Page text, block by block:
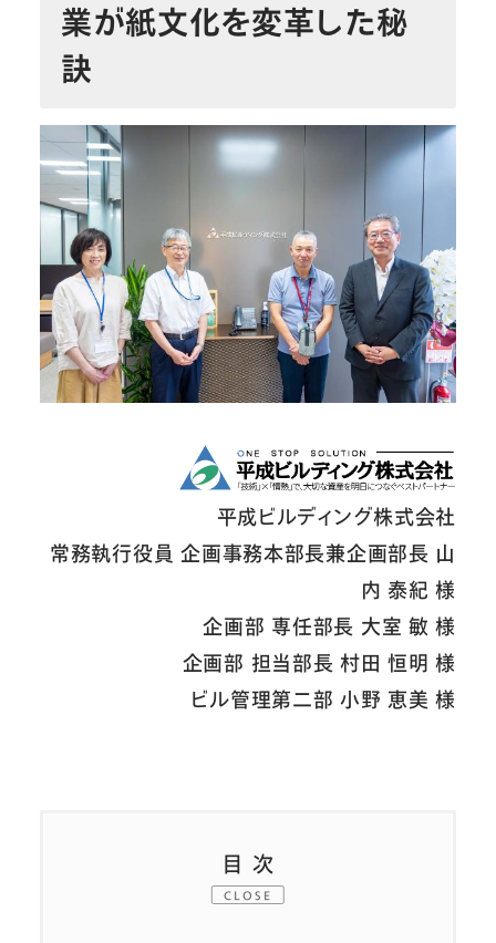
業が紙文化を変革した秘
訣
平成ビルディング株式会社
常務執行役員 企画事務本部長兼企画部長 山
内 泰紀 様
企画部 専任部長 大室 敏 様
企画部 担当部長 村田 恒明 様
ビル管理第二部 小野 恵美 様
目次
CLOSE